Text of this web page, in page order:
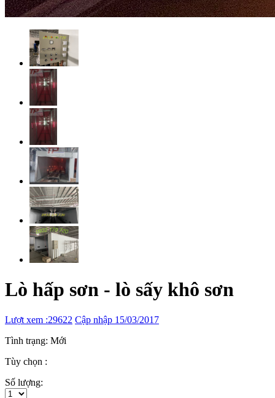
Lò hấp sơn - lò sấy khô sơn
Lượt xem :29622 Cập nhập 15/03/2017
Tình trạng: Mới
Tùy chọn :
Số lượng: